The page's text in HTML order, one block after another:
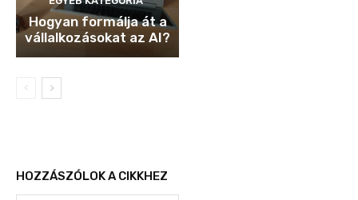
Hogyan formálja át a
vállalkozásokat az AI?
HOZZÁSZÓLOK A CIKKHEZ